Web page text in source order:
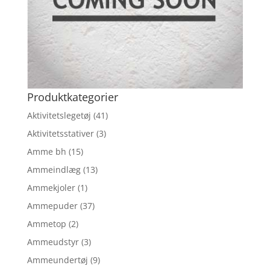
Produktkategorier
Aktivitetslegetøj (41)
Aktivitetsstativer (3)
Amme bh (15)
Ammeindlæg (13)
Ammekjoler (1)
Ammepuder (37)
Ammetop (2)
Ammeudstyr (3)
Ammeundertøj (9)